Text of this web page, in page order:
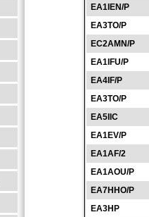
EA1IEN/P
EA3TO/P
EC2AMN/P
EA1IFU/P
EA4IF/P
EA3TO/P
EA5IIC
EA1EV/P
EA1AF/2
EA1AOU/P
EA7HHO/P
EA3HP